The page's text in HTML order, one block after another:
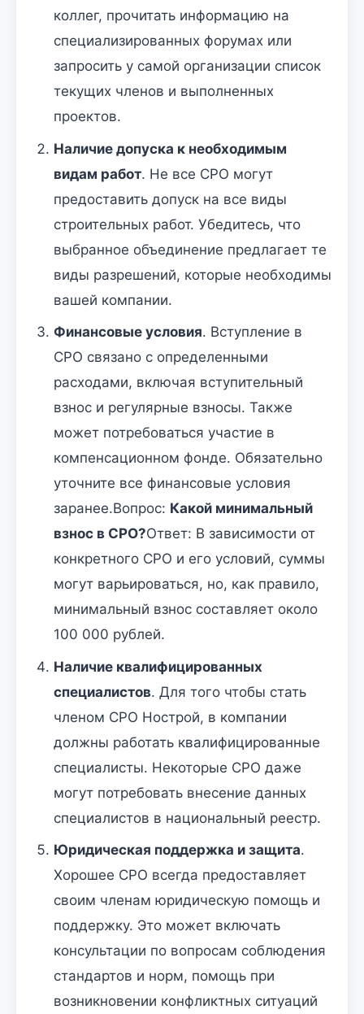
коллег, прочитать информацию на
специализированных форумах или
запросить у самой организации список
текущих членов и выполненных
проектов.
Наличие допуска к необходимым
видам работ. Не все СРО могут
предоставить допуск на все виды
строительных работ. Убедитесь, что
выбранное объединение предлагает те
виды разрешений, которые необходимы
вашей компании.
Финансовые условия. Вступление в
СРО связано с определенными
расходами, включая вступительный
взнос и регулярные взносы. Также
может потребоваться участие в
компенсационном фонде. Обязательно
уточните все финансовые условия
заранее.Вопрос: Какой минимальный
взнос в СРО?Ответ: В зависимости от
конкретного СРО и его условий, суммы
могут варьироваться, но, как правило,
минимальный взнос составляет около
100 000 рублей.
Наличие квалифицированных
специалистов. Для того чтобы стать
членом СРО Нострой, в компании
должны работать квалифицированные
специалисты. Некоторые СРО даже
могут потребовать внесение данных
специалистов в национальный реестр.
Юридическая поддержка и защита.
Хорошее СРО всегда предоставляет
своим членам юридическую помощь и
поддержку. Это может включать
консультации по вопросам соблюдения
стандартов и норм, помощь при
возникновении конфликтных ситуаций